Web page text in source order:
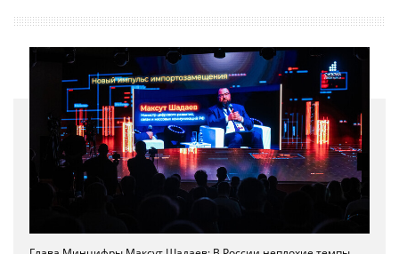
посетило более 1200 гостей
Победители в номинации «Хранение и управление данными.
Импортозамещение года» — VKTech и «Северсталь»
Директор по работе с корпоративными клиентами в
«Битрикс24» Александр Воеводин